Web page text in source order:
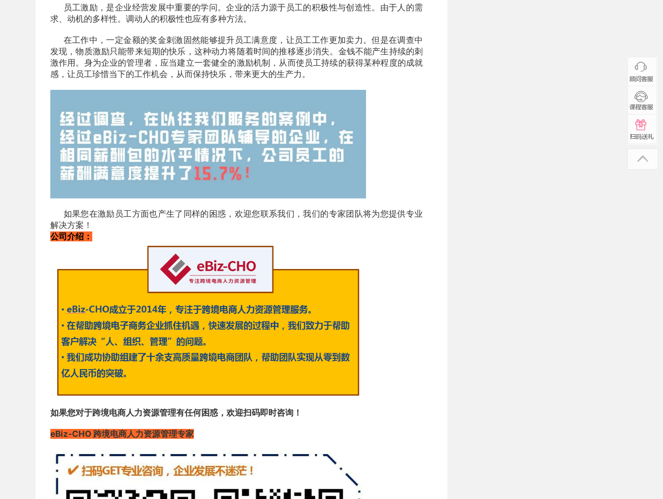
员工激励，是企业经营发展中重要的学问。企业的活力源于员工的积极性与创造性。由于人的需
求、动机的多样性。调动人的积极性也应有多种方法。
在工作中，一定金额的奖金刺激固然能够提升员工满意度，让员工工作更加卖力。但是在调查中
发现，物质激励只能带来短期的快乐，这种动力将随着时间的推移逐步消失。金钱不能产生持续的刺
激作用。身为企业的管理者，应当建立一套健全的激励机制，从而使员工持续的获得某种程度的成就
感，让员工珍惜当下的工作机会，从而保持快乐，带来更大的生产力。
如果您在激励员工方面也产生了 同样的困惑，欢迎您联系我们，我们的专家团队将为您提供专业
解决方案！
公司介绍：
如果您对于跨境电商人力资源管理有任何困惑，欢迎扫码即时咨询！
eBiz-CHO 跨境电商人力资源管理专家